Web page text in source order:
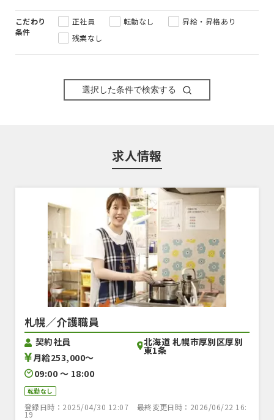
こだわり
条件
正社員 転勤なし
昇給・昇格あり
残業なし
選択した条件で検索する
求人情報
札幌／介護職員
契約社員
月給253,000〜
09:00 〜 18:00
北海道 札幌市厚別区厚別
東1条
転勤なし
登録日時：2025/04/30 12:07 最終変更日時：2026/06/22 16:
19